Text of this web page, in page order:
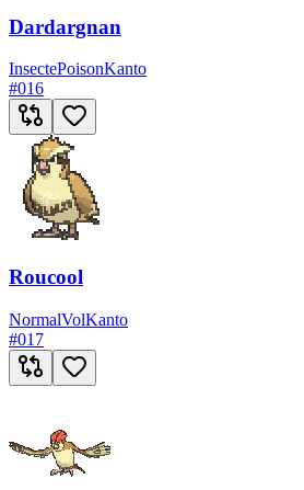
Dardargnan
InsectePoisonKanto
#016
Roucool
NormalVolKanto
#017